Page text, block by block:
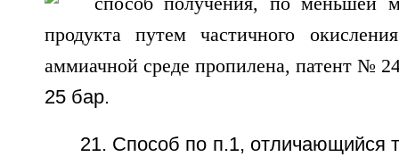
25 бар.
21. Способ по п.1, отличающийся